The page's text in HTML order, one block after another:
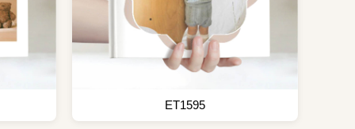
ET1595